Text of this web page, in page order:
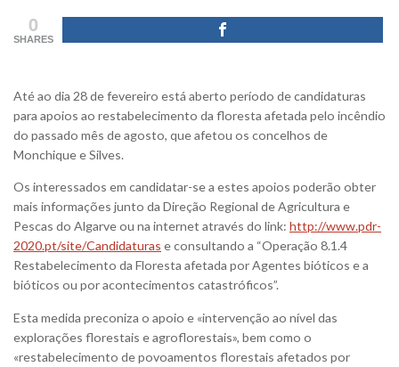
0
SHARES
Até ao dia 28 de fevereiro está aberto período de candidaturas
para apoios ao restabelecimento da floresta afetada pelo incêndio
do passado mês de agosto, que afetou os concelhos de
Monchique e Silves.
Os interessados em candidatar-se a estes apoios poderão obter
mais informações junto da Direção Regional de Agricultura e
Pescas do Algarve ou na internet através do link: http://www.pdr-
2020.pt/site/Candidaturas e consultando a “Operação 8.1.4
Restabelecimento da Floresta afetada por Agentes bióticos e a
bióticos ou por acontecimentos catastróficos”.
Esta medida preconiza o apoio e «intervenção ao nível das
explorações florestais e agroflorestais», bem como o
«restabelecimento de povoamentos florestais afetados por